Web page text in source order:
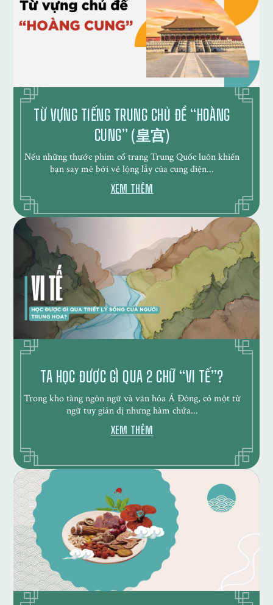
TỪ VỰNG TIẾNG TRUNG CHỦ ĐỀ “HOÀNG
CUNG” (皇宫)
Nếu những thước phim cổ trang Trung Quốc luôn khiến
bạn say mê bởi vẻ lộng lẫy của cung điện...
XEM THÊM
TA HỌC ĐƯỢC GÌ QUA 2 CHỮ “VI TẾ”?
Trong kho tàng ngôn ngữ và văn hóa Á Đông, có một từ
ngữ tuy giản dị nhưng hàm chứa...
XEM THÊM